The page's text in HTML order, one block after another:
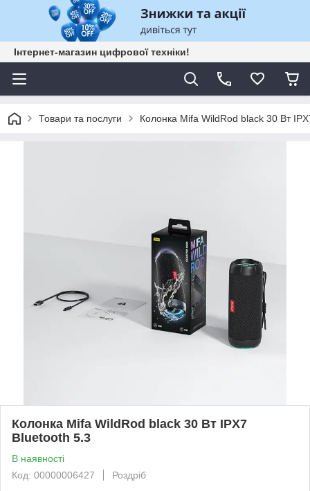
Інтернет-магазин цифрової техніки!
Товари та послуги Колонка Mifa WildRod black 30 Вт
Колонка Mifa WildRod black 30 Вт IPX7
Bluetooth 5.3
В наявності
Код: 00000006427
Роздріб